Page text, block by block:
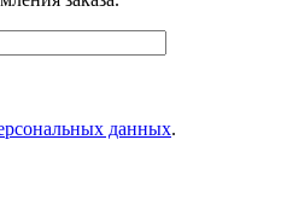
данных.